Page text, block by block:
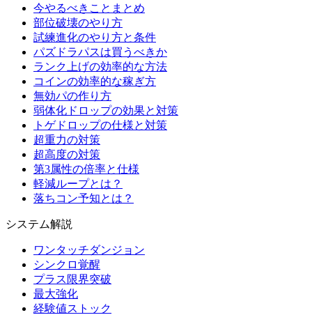
今やるべきことまとめ
部位破壊のやり方
試練進化のやり方と条件
パズドラパスは買うべきか
ランク上げの効率的な方法
コインの効率的な稼ぎ方
無効パの作り方
弱体化ドロップの効果と対策
トゲドロップの仕様と対策
超重力の対策
超高度の対策
第3属性の倍率と仕様
軽減ループとは？
落ちコン予知とは？
システム解説
ワンタッチダンジョン
シンクロ覚醒
プラス限界突破
最大強化
経験値ストック